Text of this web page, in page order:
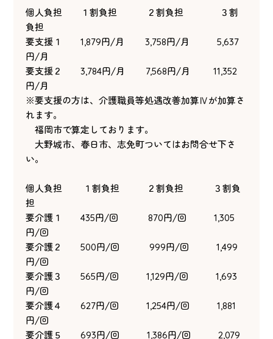
個人負担 １割負担 ２割負担 ３割
負担
要支援１ 1,879円/月 3,758円/月 5,637
円/月
要支援２ 3,784円/月 7,568円/月 11,352
円/月
※要支援の方は、介護職員等処遇改善加算Ⅳが加算さ
れます。
福岡市で算定しております。
大野城市、春日市、志免町ついてはお問合せ下さ
い。
個人負担 １割負担 ２割負担 ３割負
担
要介護１ 435円/回 870円/回 1,305
円/回
要介護２ 500円/回 999円/回 1,499
円/回
要介護３ 565円/回 1,129円/回 1,693
円/回
要介護４ 627円/回 1,254円/回 1,881
円/回
要介護５ 693円/回 1,386円/回 2,079